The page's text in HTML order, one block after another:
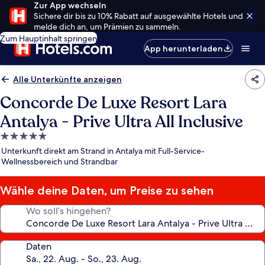
Zur App wechseln
Sichere dir bis zu 10% Rabatt auf ausgewählte Hotels und
melde dich an, um Prämien zu sammeln.
Zum Hauptinhalt springen
App herunterladen
Alle Unterkünfte anzeigen
Concorde De Luxe Resort Lara
Antalya - Prive Ultra All Inclusive
5.0-
Sterne-
Unterkunft
Unterkunft direkt am Strand in Antalya mit Full-Service-
Wellnessbereich und Strandbar
Wähle deine Daten, um Preise zu sehen
Wo soll’s hingehen?
Daten